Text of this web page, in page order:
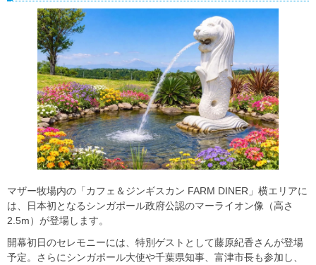
マザー牧場内の「カフェ＆ジンギスカン FARM DINER」横エリアに
は、日本初となるシンガポール政府公認のマーライオン像（高さ
2.5m）が登場します。
開幕初日のセレモニーには、特別ゲストとして藤原紀香さんが登場
予定。さらにシンガポール大使や千葉県知事、富津市長も参加し、